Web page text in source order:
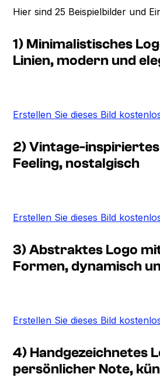
Hier sind 25 Beispielbilder und
1) Minimalistisches
Linien, modern und
Erstellen Sie dieses Bild
2) Vintage-
Feeling, nostalgisch
Erstellen Sie dieses Bild
3) Abstraktes Logo
Formen, dynamisch
Erstellen Sie dieses Bild
4) Handgezeichnetes
persönlicher Note,